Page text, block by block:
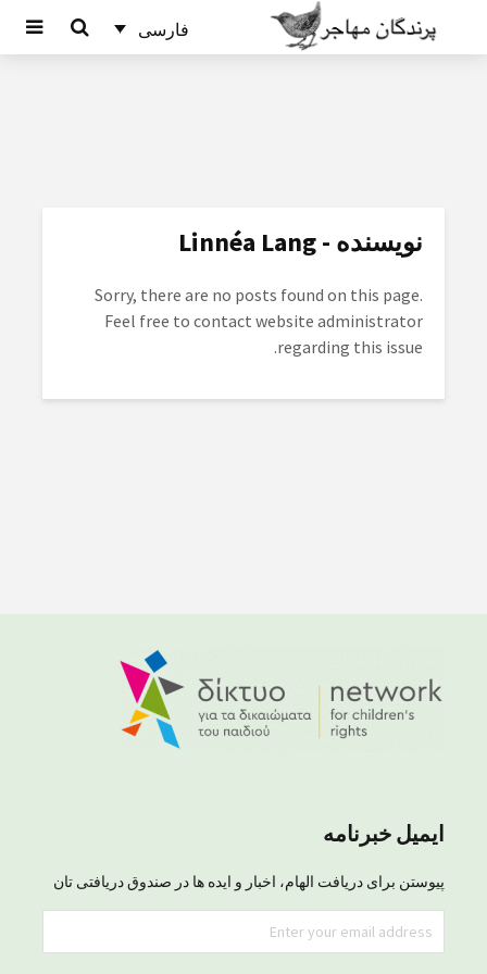
فارسی
نویسنده - Linnéa Lang
Sorry, there are no posts found on this page.
Feel free to contact website administrator
regarding this issue.
ایمیل خبرنامه
پیوستن برای دریافت الهام، اخبار و ایده ها در صندوق دریافتی تان